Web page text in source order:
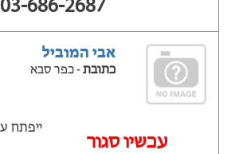
03-686-2687
אבי המוביל
כתובת- כפר סבא
עכשיו סגור